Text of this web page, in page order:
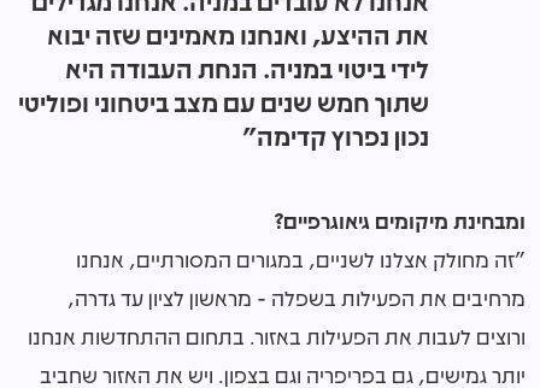
את ההיצע, ואנחנו מאמינים שזה יבוא
לידי ביטוי במניה. הנחת העבודה היא
שתוך חמש שנים עם מצב ביטחוני ופוליטי
נכון נפרוץ קדימה"
ומבחינת מיקומים גיאוגרפיים?
"זה מחולק אצלנו לשניים, במגורים המסורתיים, אנחנו
מרחיבים את הפעילות בשפלה - מראשון לציון עד גדרה,
ורוצים לעבות את הפעילות באזור. בתחום ההתחדשות אנחנו
יותר גמישים, גם בפריפריה וגם בצפון. ויש את האזור שחביב